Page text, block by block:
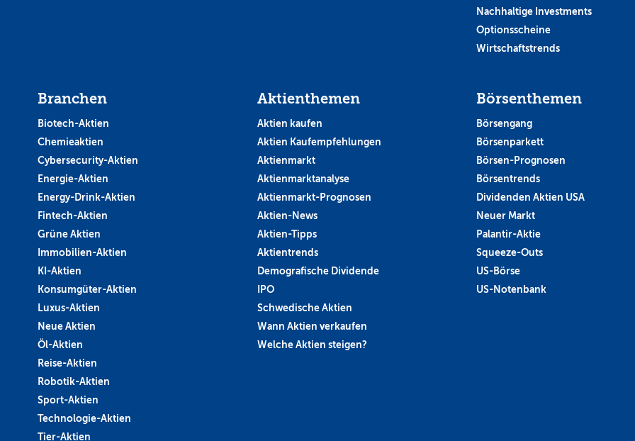
Nachhaltige Investments
Optionsscheine
Wirtschaftstrends
Branchen
Biotech-Aktien
Chemieaktien
Cybersecurity-Aktien
Energie-Aktien
Energy-Drink-Aktien
Fintech-Aktien
Grüne Aktien
Immobilien-Aktien
KI-Aktien
Konsumgüter-Aktien
Luxus-Aktien
Neue Aktien
Öl-Aktien
Reise-Aktien
Robotik-Aktien
Sport-Aktien
Technologie-Aktien
Tier-Aktien
Aktienthemen
Aktien kaufen
Aktien Kaufempfehlungen
Aktienmarkt
Aktienmarktanalyse
Aktienmarkt-Prognosen
Aktien-News
Aktien-Tipps
Aktientrends
Demografische Dividende
IPO
Schwedische Aktien
Wann Aktien verkaufen
Welche Aktien steigen?
Börsenthemen
Börsengang
Börsenparkett
Börsen-Prognosen
Börsentrends
Dividenden Aktien USA
Neuer Markt
Palantir-Aktie
Squeeze-Outs
US-Börse
US-Notenbank